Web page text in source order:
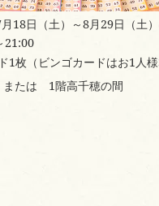
18日（土）～8月29日（土
21:00
1枚（ビンゴカードはお1人様
たは 1階高千穂の間